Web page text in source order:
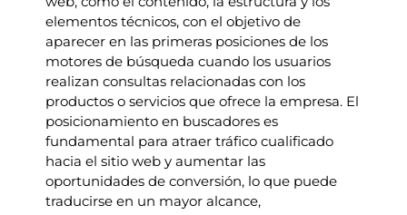
elementos técnicos, con el objetivo de
aparecer en las primeras posiciones de los
motores de búsqueda cuando los usuarios
realizan consultas relacionadas con los
productos o servicios que ofrece la empresa. El
posicionamiento en buscadores es
fundamental para atraer tráfico cualificado
hacia el sitio web y aumentar las
oportunidades de conversión, lo que puede
traducirse en un mayor alcance,